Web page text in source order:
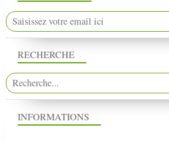
RECHERCHE
INFORMATIONS